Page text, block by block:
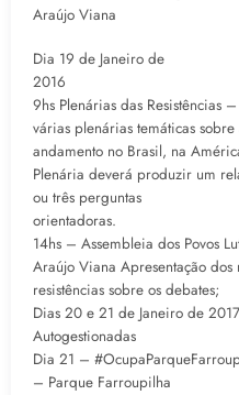
Araújo Viana
Dia 19 de Janeiro de
9hs Plenárias das Resistências
várias plenárias temáticas sobre
andamento no Brasil, na
Plenária deverá produzir um
ou três perguntas
14hs – Assembleia dos Povos
Araújo Viana Apresentação
resistências sobre os debates;
Dias 20 e 21 de Janeiro de
Autogestionadas
Dia 21 –
– Parque Farroupilha